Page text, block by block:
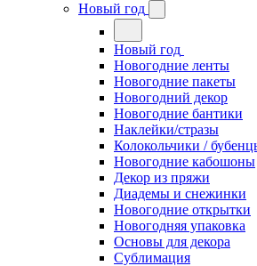
Новый год
Новый год
Новогодние ленты
Новогодние пакеты
Новогодний декор
Новогодние бантики
Наклейки/стразы
Колокольчики /
Новогодние кабошоны
Декор из пряжи
Диадемы и снежинки
Новогодние открытки
Новогодняя упаковка
Основы для декора
Сублимация